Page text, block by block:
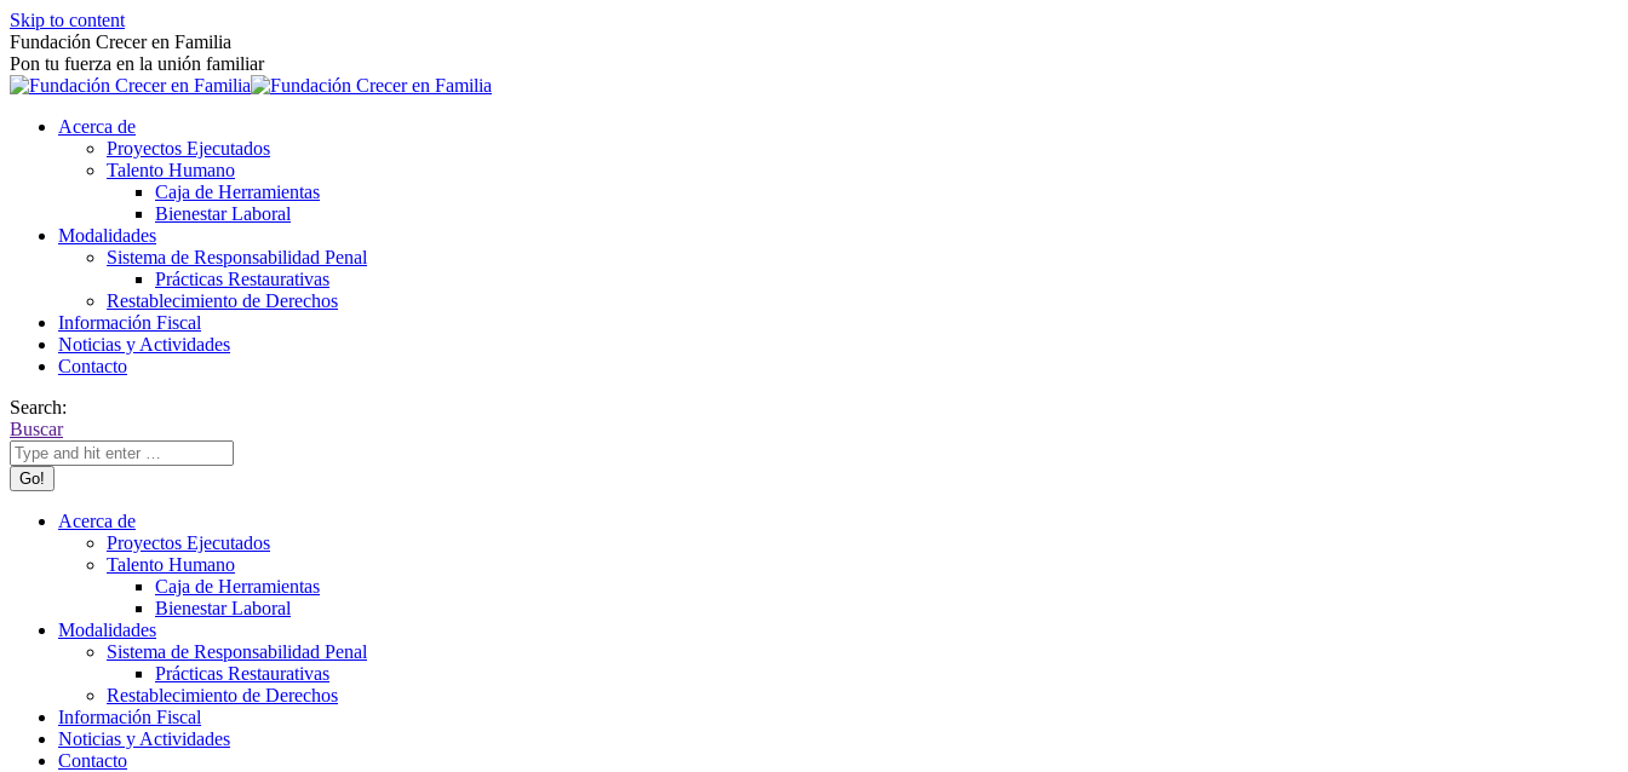
Skip to content
Fundación Crecer en Familia
Pon tu fuerza en la unión familiar
Acerca de
Proyectos Ejecutados
Talento Humano
Caja de Herramientas
Bienestar Laboral
Modalidades
Sistema de Responsabilidad Penal
Prácticas Restaurativas
Restablecimiento de Derechos
Información Fiscal
Noticias y Actividades
Contacto
Search:
Buscar
Acerca de
Proyectos Ejecutados
Talento Humano
Caja de Herramientas
Bienestar Laboral
Modalidades
Sistema de Responsabilidad Penal
Prácticas Restaurativas
Restablecimiento de Derechos
Información Fiscal
Noticias y Actividades
Contacto